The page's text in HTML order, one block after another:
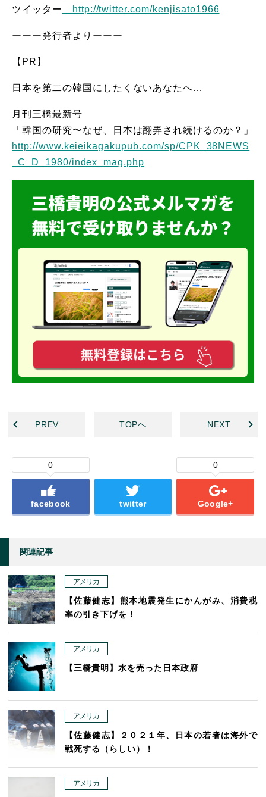
ツイッター
http://twitter.com/kenjisato1966
ーーー発行者よりーーー
【PR】
日本を第二の韓国にしたくないあなたへ…
月刊三橋最新号
「韓国の研究〜なぜ、日本は翻弄され続けるのか？」
http://www.keieikagakupub.com/sp/CPK_38NEWS
_C_D_1980/index_mag.php
PREV TOPへ NEXT
0
facebook twitter
0
Google+
関連記事
アメリカ
【佐藤健志】熊本地震発生にかんがみ、消費税
率の引き下げを！
アメリカ
【三橋貴明】水を売った日本政府
アメリカ
【佐藤健志】２０２１年、日本の若者は海外で
戦死する（らしい）！
アメリカ